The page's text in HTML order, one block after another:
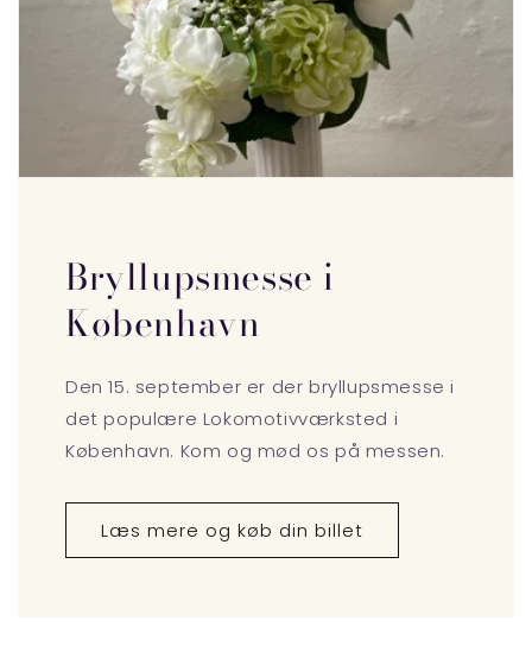
Bryllupsmesse i
København
Den 15. september er der bryllupsmesse i
det populære Lokomotivværksted i
København. Kom og mød os på messen.
Læs mere og køb din billet